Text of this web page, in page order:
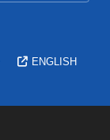
ENGLISH